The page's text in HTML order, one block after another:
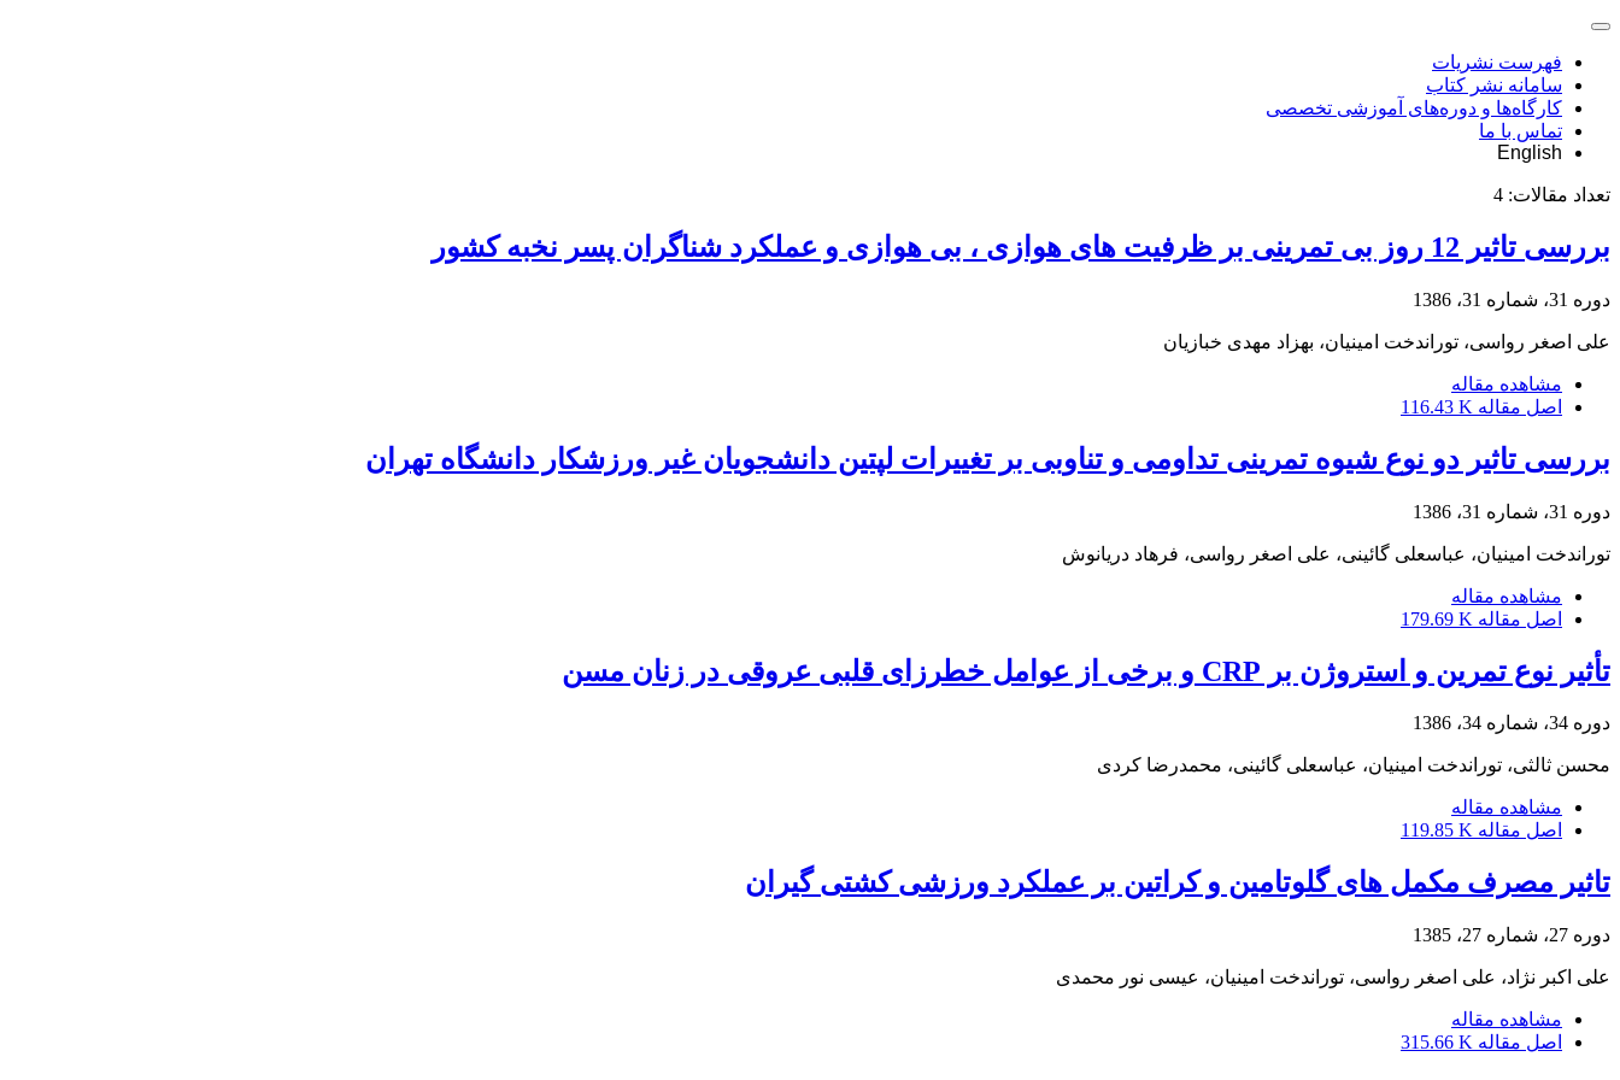
فهرست نشریات
سامانه نشر کتاب
کارگاه‌ها و دوره‌های آموزشی تخصصی
تماس با ما
English
تعداد مقالات: 4
بررسی تاثیر 12 روز بی تمرینی بر ظرفیت های هوازی ، بی هوازی و عملکرد شناگران پسر نخبه کشور
دوره 31، شماره 31، 1386
علی اصغر رواسی، توراندخت امینیان، بهزاد مهدی خبازیان
مشاهده مقاله
اصل مقاله 116.43 K
بررسی تاثیر دو نوع شیوه تمرینی تداومی و تناوبی بر تغییرات لپتین دانشجویان غیر ورزشکار دانشگاه تهران
دوره 31، شماره 31، 1386
توراندخت امینیان، عباسعلی گائینی، علی اصغر رواسی، فرهاد دریانوش
مشاهده مقاله
اصل مقاله 179.69 K
تأثیر نوع تمرین و استروژن بر CRP و برخی از عوامل خطرزای قلبی عروقی در زنان مسن
دوره 34، شماره 34، 1386
محسن ثالثی، توراندخت امینیان، عباسعلی گائینی، محمدرضا کردی
مشاهده مقاله
اصل مقاله 119.85 K
تاثیر مصرف مکمل های گلوتامین و کراتین بر عملکرد ورزشی کشتی گیران
دوره 27، شماره 27، 1385
علی اکبر نژاد، علی اصغر رواسی، توراندخت امینیان، عیسی نور محمدی
مشاهده مقاله
اصل مقاله 315.66 K